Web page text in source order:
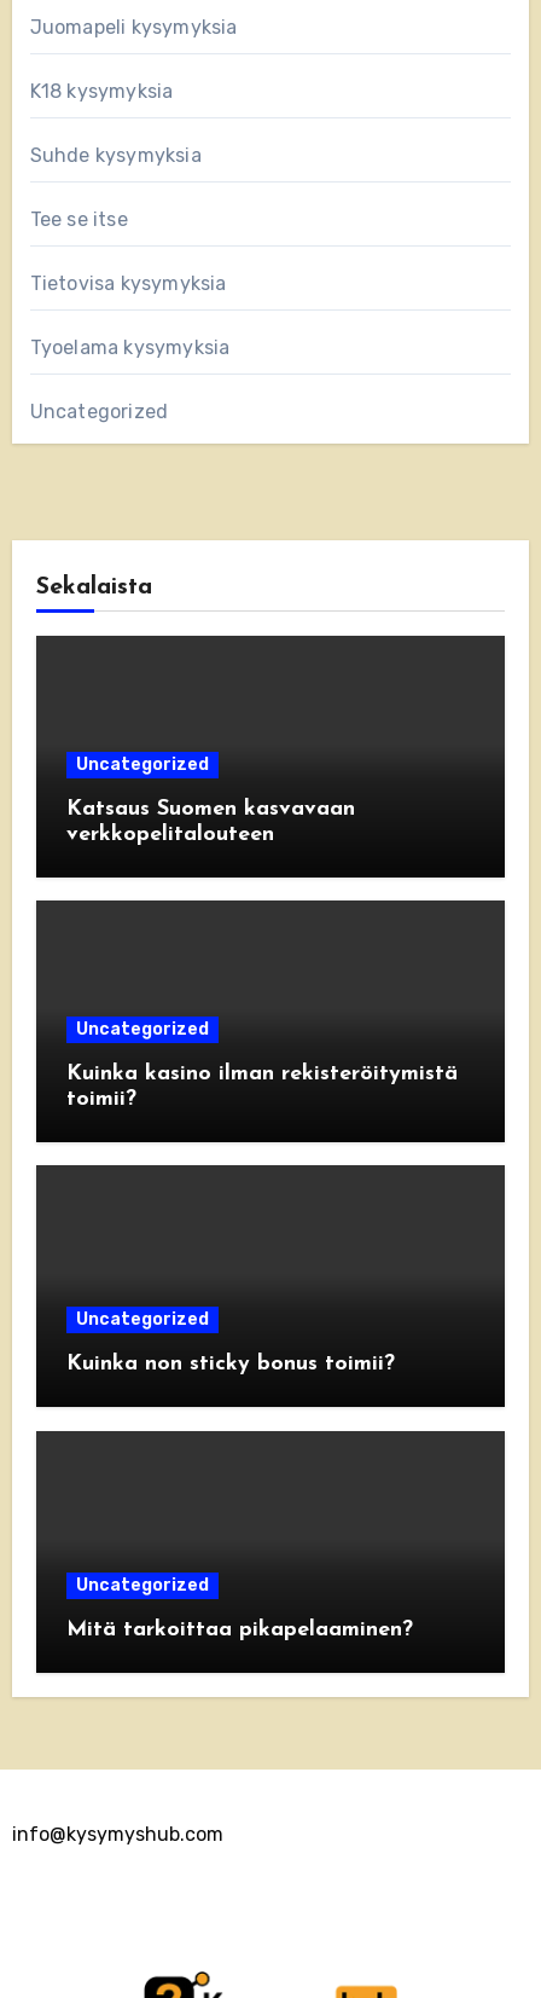
Juomapeli kysymyksia
K18 kysymyksia
Suhde kysymyksia
Tee se itse
Tietovisa kysymyksia
Tyoelama kysymyksia
Uncategorized
Sekalaista
Uncategorized
Katsaus Suomen kasvavaan
verkkopelitalouteen
Uncategorized
Kuinka kasino ilman rekisteröitymistä
toimii?
Uncategorized
Kuinka non sticky bonus toimii?
Uncategorized
Mitä tarkoittaa pikapelaaminen?
info@kysymyshub.com